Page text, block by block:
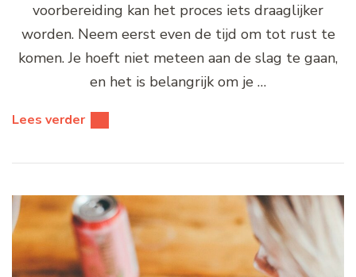
voorbereiding kan het proces iets draaglijker
worden. Neem eerst even de tijd om tot rust te
komen. Je hoeft niet meteen aan de slag te gaan,
en het is belangrijk om je …
Lees verder